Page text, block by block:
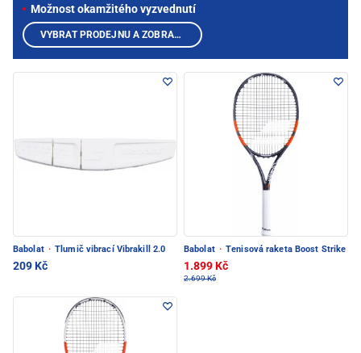
Babolat · Tlumič vibrací Vibrakill 2.0
209 Kč
Babolat · Tenisová raketa Boost Strike
1.899 Kč
2.699 Kč
Možnost okamžitého vyzvednutí
VYBRAT PRODEJNU A ZOBRAZIT PRODUKTY